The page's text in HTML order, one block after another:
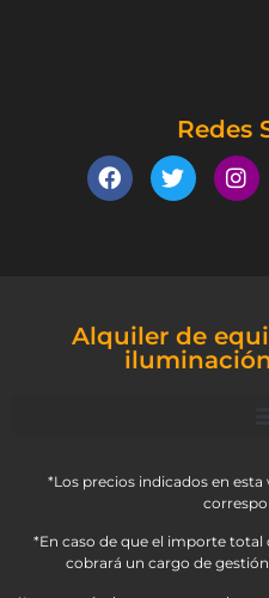
Redes
Alquiler de
*Los precios indicados en esta
*En caso de que el importe total
cobrará un cargo de